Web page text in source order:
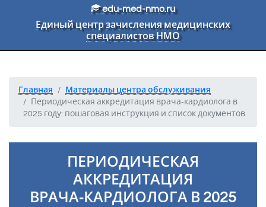
Перейти к основному текстуedu-med-nmo.ru
Единый центр зачисления медицинских
специалистов НМО
Главная
Материалы центра обслуживания
Периодическая аккредитация врача‑кардиолога в
2025 году: пошаговая инструкция и список документов
ПЕРИОДИЧЕСКАЯ
АККРЕДИТАЦИЯ
ВРАЧА‑КАРДИОЛОГА В 2025